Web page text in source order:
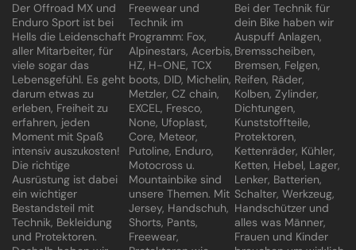
Der Offroad MX und
Enduro Sport ist bei
Hells die Leidenschaft
aller Mitarbeiter, für
viele sogar das
Lebensgefühl. Es geht
darum etwas zu
erleben, Freiheit zu
erfahren, jeden
Moment mit Spaß
intensiv auszukosten!
Die richtige
Ausrüstung ist dabei
ein wichtiger
Bestandsteil mit
Technik, Bekleidung
und Protektoren.
Freewear und
Technik im
Programm: Fox,
Alpinestars, Acerbis,
HZ, H-ONE, TCX
boots, DID, Michelin,
Metzler, CZ chain,
EXCEL, Fresco,
None, Ufoplast,
Core, Meteor,
Putoline, Enduro,
Motocross u.
Mountainbike sind
unsere Themen. Mit
Jersey, Handschuh,
Shorts, Pants,
Freewear,
Bei der Technik für
dein Bike haben wir
Auspuff Anlagen,
Bremsscheiben,
Bremsen, Felgen,
Reifen, Räder,
Kolben, Zylinder,
Dichtungen,
Kunststoffteile,
Protektoren,
Kettenräder, Kühler,
Ketten, Hebel, Lager,
Lenker, Batterien,
Schalter, Werkzeug,
Handschützer und
alles was Männer,
Frauen und Kinder